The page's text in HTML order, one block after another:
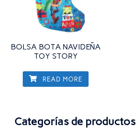
BOLSA BOTA NAVIDEÑA
TOY STORY
READ MORE
Categorías de productos